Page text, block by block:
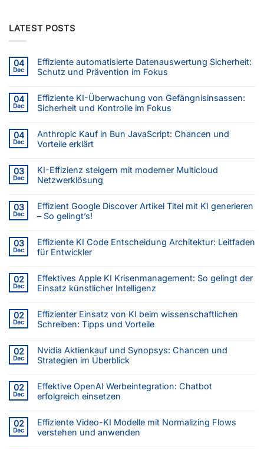
LATEST POSTS
04
Dec
Effiziente automatisierte Datenauswertung Sicherheit:
Schutz und Prävention im Fokus
04
Dec
Effiziente KI-Überwachung von Gefängnisinsassen:
Sicherheit und Kontrolle im Fokus
04
Dec
Anthropic Kauf in Bun JavaScript: Chancen und
Vorteile erklärt
03
Dec
KI-Effizienz steigern mit moderner Multicloud
Netzwerklösung
03
Dec
Effizient Google Discover Artikel Titel mit KI generieren
– So gelingt’s!
03
Dec
Effiziente KI Code Entscheidung Architektur: Leitfaden
für Entwickler
02
Dec
Effektives Apple KI Krisenmanagement: So gelingt der
Einsatz künstlicher Intelligenz
02
Dec
Effizienter Einsatz von KI beim wissenschaftlichen
Schreiben: Tipps und Vorteile
02
Dec
Nvidia Aktienkauf und Synopsys: Chancen und
Strategien im Überblick
02
Dec
Effektive OpenAI Werbeintegration: Chatbot
erfolgreich einsetzen
02
Dec
Effiziente Video-KI Modelle mit Normalizing Flows
verstehen und anwenden